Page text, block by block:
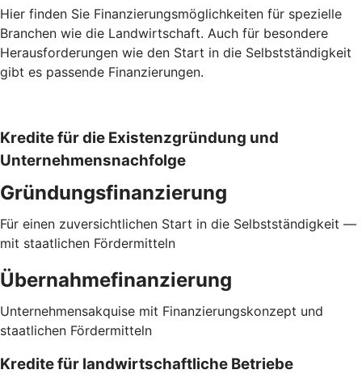
Hier finden Sie Finanzierungsmöglichkeiten für spezielle
Branchen wie die Landwirtschaft. Auch für besondere
Herausforderungen wie den Start in die Selbstständigkeit
gibt es passende Finanzierungen.
Kredite für die Existenzgründung und
Unternehmensnachfolge
Gründungsfinanzierung
Für einen zuversichtlichen Start in die Selbstständigkeit —
mit staatlichen Fördermitteln
Übernahmefinanzierung
Unternehmensakquise mit Finanzierungskonzept und
staatlichen Fördermitteln
Kredite für landwirtschaftliche Betriebe